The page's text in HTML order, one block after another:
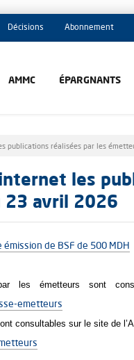
Décisions Abonnement
AMMC ÉPARGNANTS
publications réalisées par les
internet les
23 avril 2026
émission de BSF de 500 MDH
les émetteurs sont
emetteurs
consultables sur le site de